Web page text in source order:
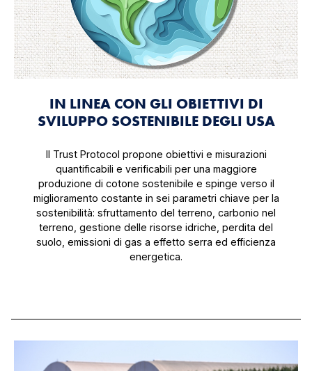
IN LINEA CON GLI OBIETTIVI DI
SVILUPPO SOSTENIBILE DEGLI USA
Il Trust Protocol propone obiettivi e misurazioni
quantificabili e verificabili per una maggiore
produzione di cotone sostenibile e spinge verso il
miglioramento costante in sei parametri chiave per la
sostenibilità: sfruttamento del terreno, carbonio nel
terreno, gestione delle risorse idriche, perdita del
suolo, emissioni di gas a effetto serra ed efficienza
energetica.